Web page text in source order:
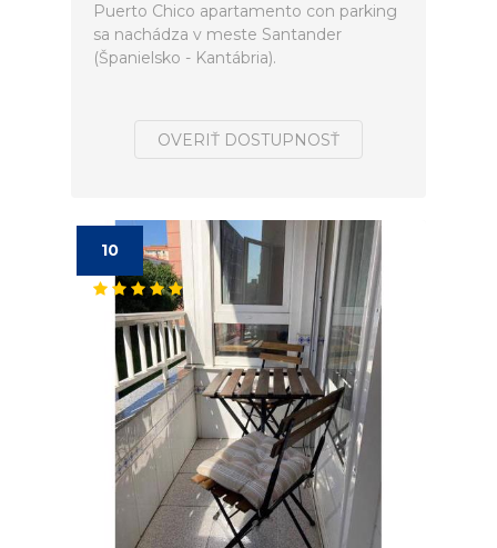
Puerto Chico apartamento con parking
sa nachádza v meste Santander
(Španielsko - Kantábria).
OVERIŤ DOSTUPNOSŤ
10